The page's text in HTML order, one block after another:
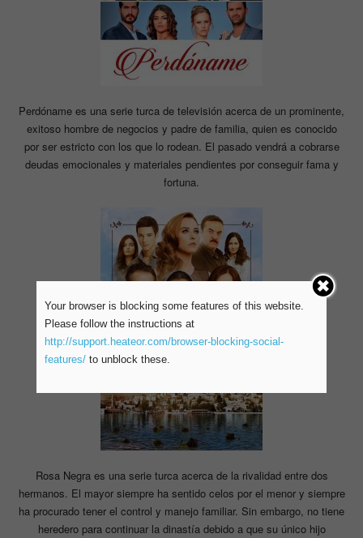
Perdóname es una serie turca de televisión acerca de un prominente,
exitoso hombre de negocios y padre de familia, quien es conocido
por ser estricto con los que lo rodean. El pasado vendrá a cobrarse
deudas emocionales y materiales pendientes por conseguir fama y
fortuna.
Rosa Negra es una serie turca acerca de la rivalidad entre dos
hermanos. El mayor siempre ha sentido celos por el menor y siempre
ha procurado tener el control y manejo familiar. Sin embargo, no tiene
heredero para continuar la dinastía debido a que su único hijo
Your browser is blocking some features of this website.
Please follow the instructions at
http://support.heateor.com/browser-blocking-social-
features/to unblock these.